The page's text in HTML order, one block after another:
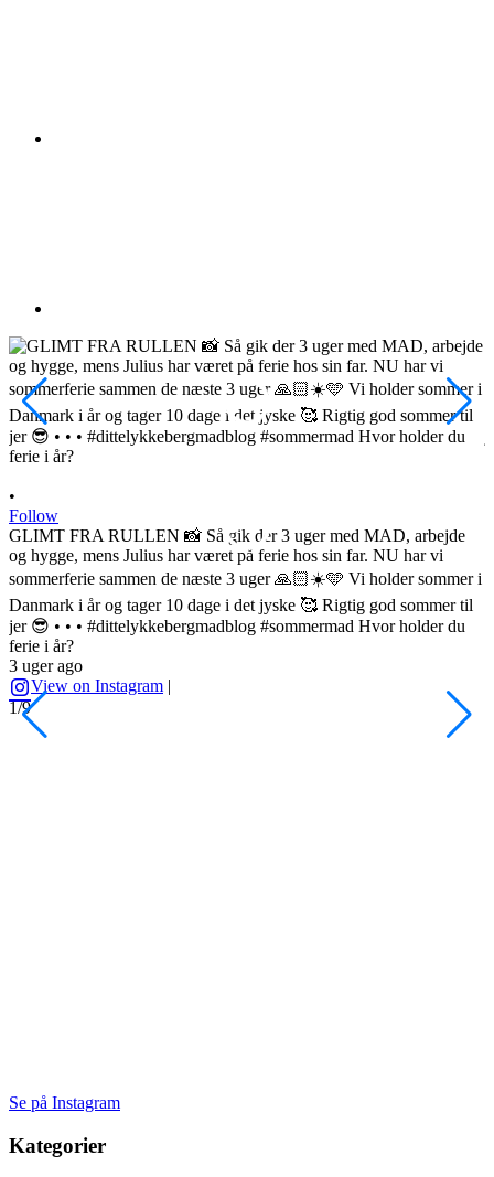
•
Follow
GLIMT FRA RULLEN 📸 Så gik der 3 uger med MAD, arbejde
og hygge, mens Julius har været på ferie hos sin far. NU har vi
sommerferie sammen de næste 3 uger 🙏🏻☀️🩵 Vi holder sommer i
Danmark i år og tager 10 dage i det jyske 🥰 Rigtig god sommer til
jer 😎 • • • #dittelykkebergmadblog #sommermad Hvor holder du
ferie i år?
3 uger ago
View on Instagram |
1/9
Se på Instagram
Kategorier